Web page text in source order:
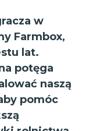
w
Farmbox,
lat.
potęga
naszą
pomóc